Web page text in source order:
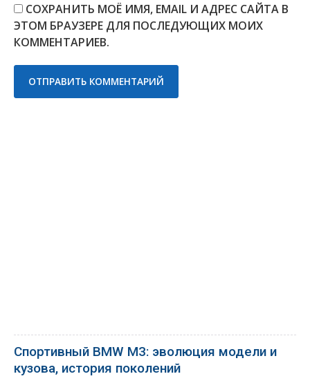
СОХРАНИТЬ МОЁ ИМЯ, EMAIL И АДРЕС САЙТА В
ЭТОМ БРАУЗЕРЕ ДЛЯ ПОСЛЕДУЮЩИХ МОИХ
КОММЕНТАРИЕВ.
Спортивный BMW M3: эволюция модели и
кузова, история поколений